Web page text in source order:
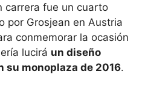
carrera fue un cuarto
por Grosjean en Austria
conmemorar la ocasión
lucirá un diseño
su monoplaza de 2016.